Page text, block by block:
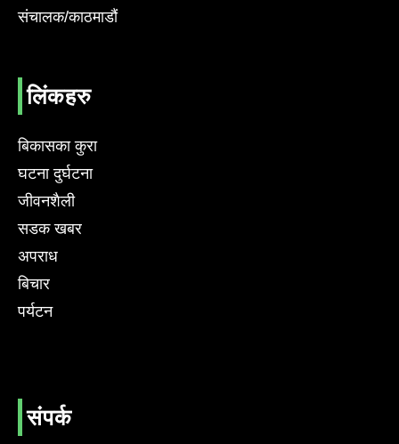
संचालक/काठमाडौं
लिंकहरु
बिकासका कुरा
घटना दुर्घटना
जीवनशैली
सडक खबर
अपराध
बिचार
पर्यटन
संपर्क